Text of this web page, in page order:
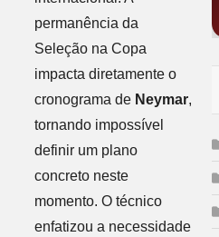
permanência da
Seleção na Copa
impacta diretamente o
cronograma de Neymar,
tornando impossível
definir um plano
concreto neste
momento. O técnico
enfatizou a necessidade